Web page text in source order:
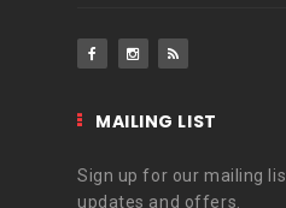
MAILING LIST
Sign up for our mailing
updates and offers.